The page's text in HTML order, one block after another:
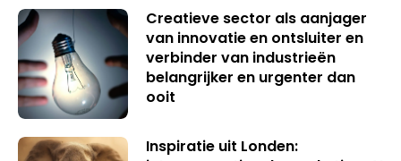
Creatieve sector als aanjager
van innovatie en ontsluiter en
verbinder van industrieën
belangrijker en urgenter dan
ooit
Inspiratie uit Londen: